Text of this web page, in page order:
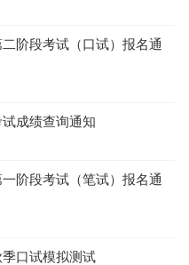
阶段考试（口试）报名通
成绩查询通知
阶段考试（笔试）报名通
季口试模拟测试